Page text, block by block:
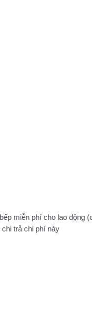
miễn phí cho lao
trả chi phí này